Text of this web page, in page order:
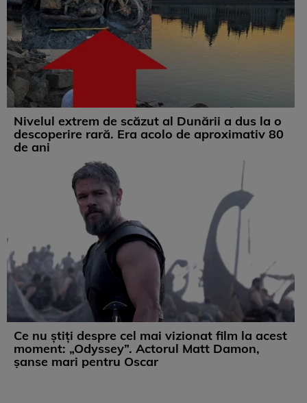
Nivelul extrem de scăzut al Dunării a dus la o
descoperire rară. Era acolo de aproximativ 80
de ani
Ce nu știți despre cel mai vizionat film la acest
moment: „Odyssey”. Actorul Matt Damon,
șanse mari pentru Oscar